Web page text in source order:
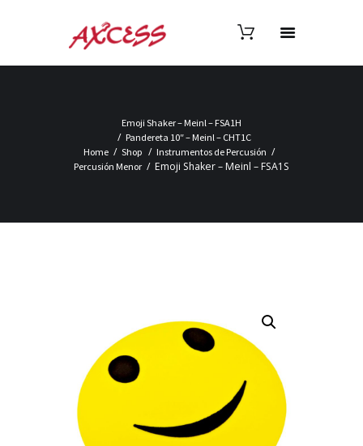
Emoji Shaker – Meinl – FSA1H
Pandereta 10″ – Meinl – CHT1C
Home
Shop
Instrumentos de Percusión
Percusión Menor
Emoji Shaker – Meinl – FSA1S